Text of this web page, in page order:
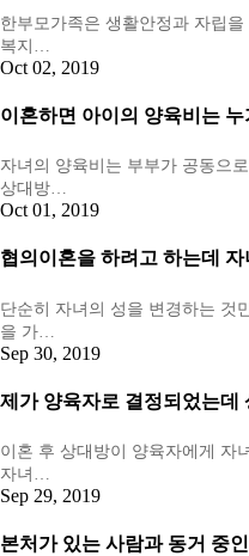
한부모가족은 생활안정과 자립
복지…
Oct 02, 2019
이혼하면 아이의 양육비는
자녀의 양육비는 부부가 공동으
상대방…
Oct 01, 2019
협의이혼을 하려고 하는데
단순히 자녀의 성을 변경하는 것
을 가…
Sep 30, 2019
제가 양육자로 결정되었는
이혼 후 상대방이 양육자에게 자
자녀…
Sep 29, 2019
본처가 있는 사람과 동거 중